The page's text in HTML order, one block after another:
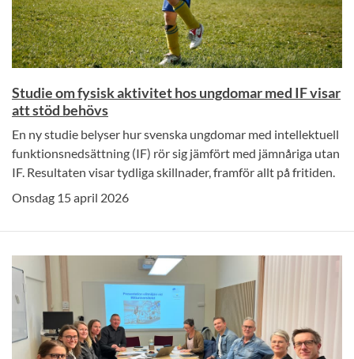
Studie om fysisk aktivitet hos ungdomar med IF visar
att stöd behövs
En ny studie belyser hur svenska ungdomar med intellektuell
funktionsnedsättning (IF) rör sig jämfört med jämnåriga utan
IF. Resultaten visar tydliga skillnader, framför allt på fritiden.
Onsdag 15 april 2026